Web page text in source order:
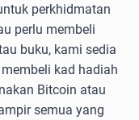
perkhidmatan
perlu membeli
buku, kami sedia
kad hadiah
Bitcoin atau
semua yang